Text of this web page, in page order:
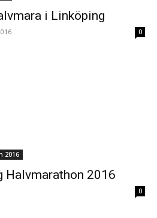
i Linköping
0
2016
Halvmarathon 2016
0